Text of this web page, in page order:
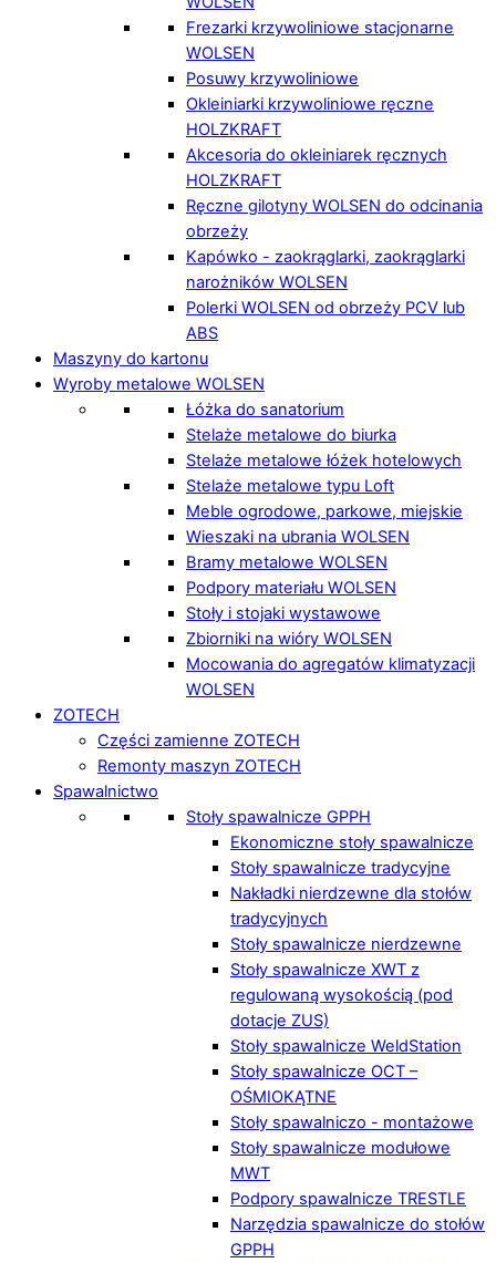
Frezarki krzywoliniowe stacjonarne
WOLSEN
Posuwy krzywoliniowe
Okleiniarki krzywoliniowe ręczne
HOLZKRAFT
Akcesoria do okleiniarek ręcznych
HOLZKRAFT
Ręczne gilotyny WOLSEN do odcinania
obrzeży
Kapówko - zaokrąglarki, zaokrąglarki
narożników WOLSEN
Polerki WOLSEN od obrzeży PCV lub
ABS
Maszyny do kartonu
Wyroby metalowe WOLSEN
Łóżka do sanatorium
Stelaże metalowe do biurka
Stelaże metalowe łóżek hotelowych
Stelaże metalowe typu Loft
Meble ogrodowe, parkowe, miejskie
Wieszaki na ubrania WOLSEN
Bramy metalowe WOLSEN
Podpory materiału WOLSEN
Stoły i stojaki wystawowe
Zbiorniki na wióry WOLSEN
Mocowania do agregatów klimatyzacji
WOLSEN
ZOTECH
Części zamienne ZOTECH
Remonty maszyn ZOTECH
Spawalnictwo
Stoły spawalnicze GPPH
Ekonomiczne stoły spawalnicze
Stoły spawalnicze tradycyjne
Nakładki nierdzewne dla stołów
tradycyjnych
Stoły spawalnicze nierdzewne
Stoły spawalnicze XWT z
regulowaną wysokością (pod
dotacje ZUS)
Stoły spawalnicze WeldStation
Stoły spawalnicze OCT –
OŚMIOKĄTNE
Stoły spawalniczo - montażowe
Stoły spawalnicze modułowe
MWT
Podpory spawalnicze TRESTLE
Narzędzia spawalnicze do stołów
GPPH